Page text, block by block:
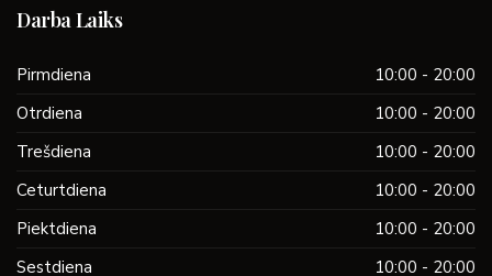
Darba Laiks
Pirmdiena
10:00 - 20:00
Otrdiena
10:00 - 20:00
Trešdiena
10:00 - 20:00
Ceturtdiena
10:00 - 20:00
Piektdiena
10:00 - 20:00
Sestdiena
10:00 - 20:00